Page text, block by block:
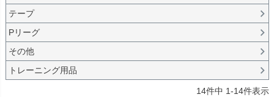
テープ
Pリーグ
その他
トレーニング用品
14件中 1-14件表示